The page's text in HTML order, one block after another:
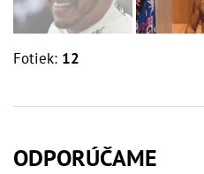
Fotiek: 12
ODPORÚČAME